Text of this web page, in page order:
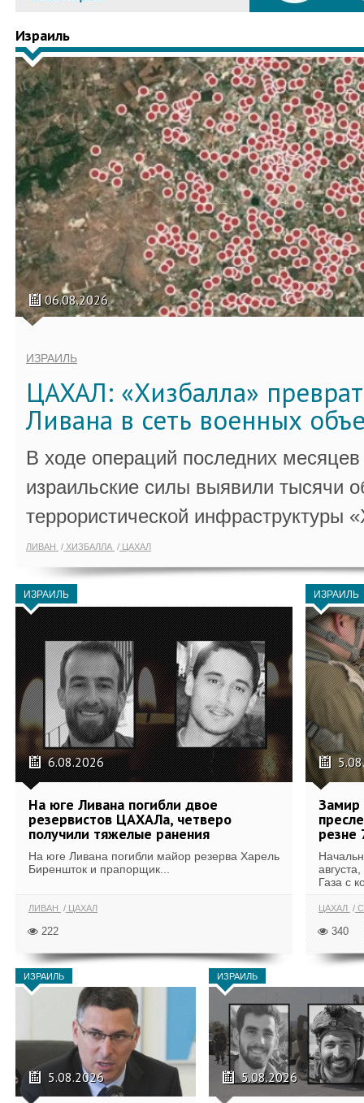
Израиль
06.08.2026
ИЗРАИЛЬ
ЦАХАЛ: «Хизбалла»
Ливана в сеть военных
В ходе операций последних
израильские силы выявили тысячи
террористической инфраструктуры
ЛИВАН ХИЗБАЛЛА ЦАХАЛ
ИЗРАИЛЬ
6.08.2026
На юге Ливана погибли двое
резервистов ЦАХАЛа, четверо
получили тяжелые ранения
На юге Ливана погибли майор резерва Харель
Биреншток и прапорщик...
ЛИВАН ЦАХАЛ
222
ИЗРАИЛЬ
Замир
резне
Газа с
ЦАХАЛ
340
ИЗРАИЛЬ
5.08.2026
ИЗРАИЛЬ
5.08.2026